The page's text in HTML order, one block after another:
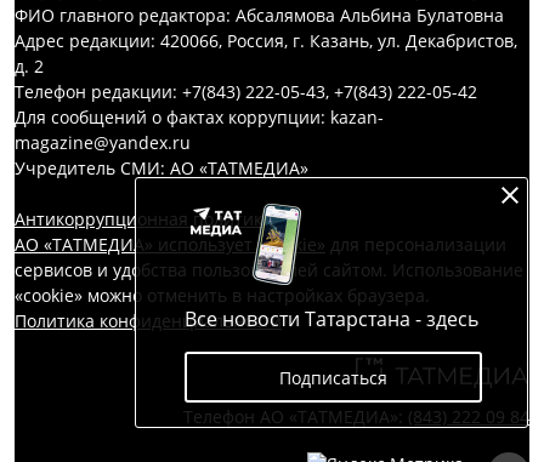
Все новости Татарстана - здесь
Подписаться
ФИО главного редактора: Абсалямова Альбина Булатовна
Адрес редакции: 420066, Россия, г. Казань, ул. Декабристов,
д. 2
Телефон редакции: +7(843) 222-05-43, +7(843) 222-05-42
Для сообщений о фактах коррупции: kazan-
magazine@yandex.ru
Учредитель СМИ: АО «ТАТМЕДИА»
Антикоррупционная политика
АО «ТАТМЕДИА» использует «cookie» для персонализации
сервисов и удобства пользователей сайтом. Использование
«cookie» можно отменить в настройках браузера.
Политика конфиденциальности
Телефон АО «ТАТМЕДИА»: (843) 222 09 84